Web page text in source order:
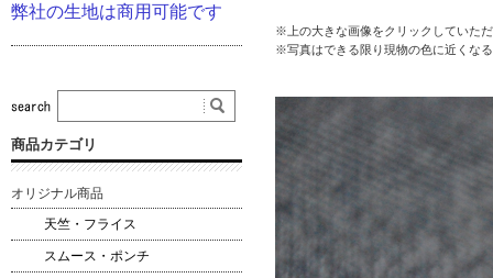
※上の大きな画像をクリックしていた
※写真はできる限り現物の色に近くな
弊社の生地は商用可能です
商品カテゴリ
オリジナル商品
天竺・フライス
スムース・ポンチ